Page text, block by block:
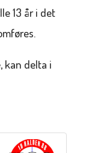
13 år i det
kan delta i